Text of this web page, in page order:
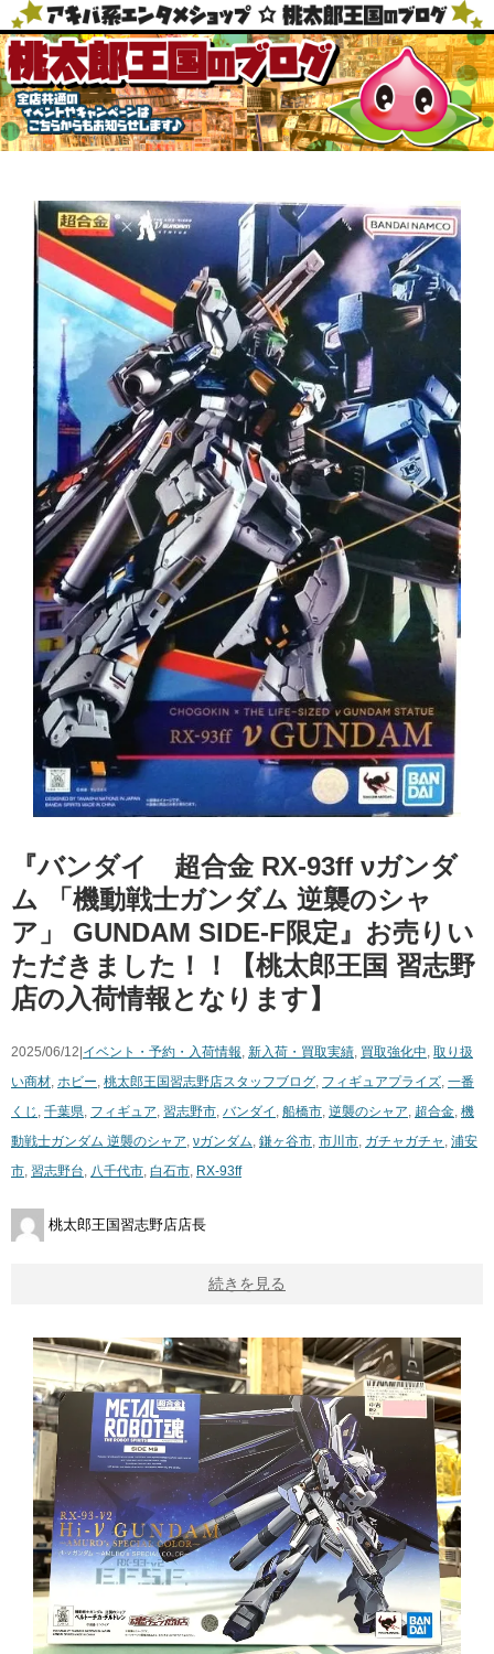
『バンダイ 超合金 ​RX-93ff ​νガンダ
ム ​「機動戦士ガンダム ​逆襲のシャ
ア」 ​GUNDAM ​SIDE-F限定』お売りい
ただきました！！【桃太郎王国 習志野
店の入荷情報となります】
2025/06/12| イベント・予約・入荷情報, 新入荷・買取実績, 買取強化中, 取り扱
い商材, ホビー, 桃太郎王国習志野店スタッフブログ, フィギュアプライズ, 一番
くじ , 千葉県, フィギュア, 習志野市, バンダイ , 船橋市, 逆襲のシャア, 超合金, 機
動戦士ガンダム ​逆襲のシャア, νガンダム, 鎌ヶ谷市, 市川市, ガチャガチャ , 浦安
市, 習志野台, 八千代市, 白石市, RX-93ff
桃太郎王国習志野店店長
続きを見る